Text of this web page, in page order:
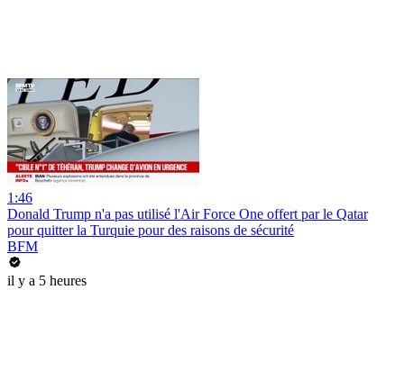
1:46
Donald Trump n'a pas utilisé l'Air Force One offert par le Qatar
pour quitter la Turquie pour des raisons de sécurité
BFM
il y a 5 heures